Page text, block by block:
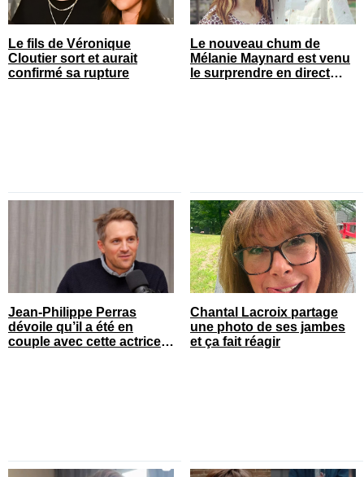
Le fils de Véronique
Cloutier sort et aurait
confirmé sa rupture
Le nouveau chum de
Mélanie Maynard est venu
le surprendre en direct
Jean-Philippe Perras
dévoile qu’il a été en
couple avec cette actrice
Chantal Lacroix partage
une photo de ses jambes
et ça fait réagir